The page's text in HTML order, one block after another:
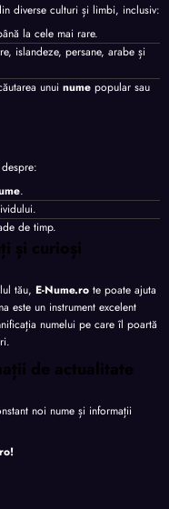
diverse culturi și limbi, inclusiv:
la cele mai rare.
islandeze, persane, arabe și
unui nume popular sau
.
de timp.
și curioși
tău, E-Nume.ro te poate ajuta
este un instrument excelent
numelui pe care îl poartă
de actualitate
noi nume și informații
!